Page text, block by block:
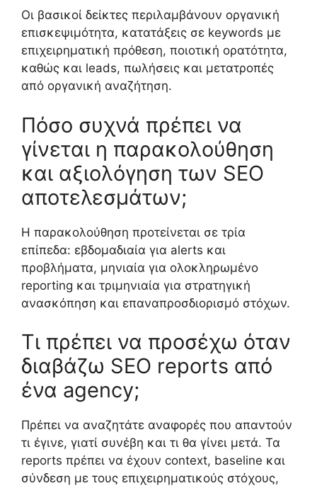
Οι βασικοί δείκτες περιλαμβάνουν οργανική
επισκεψιμότητα, κατατάξεις σε keywords με
επιχειρηματική πρόθεση, ποιοτική ορατότητα,
καθώς και leads, πωλήσεις και μετατροπές
από οργανική αναζήτηση.
Πόσο συχνά πρέπει να
γίνεται η παρακολούθηση
και αξιολόγηση των SEO
αποτελεσμάτων;
Η παρακολούθηση προτείνεται σε τρία
επίπεδα: εβδομαδιαία για alerts και
προβλήματα, μηνιαία για ολοκληρωμένο
reporting και τριμηνιαία για στρατηγική
ανασκόπηση και επαναπροσδιορισμό στόχων.
Τι πρέπει να προσέχω όταν
διαβάζω SEO reports από
ένα agency;
Πρέπει να αναζητάτε αναφορές που απαντούν
τι έγινε, γιατί συνέβη και τι θα γίνει μετά. Τα
reports πρέπει να έχουν context, baseline και
σύνδεση με τους επιχειρηματικούς στόχους,